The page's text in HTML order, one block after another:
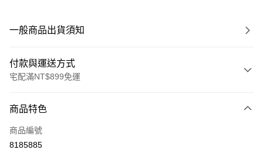
一般商品出貨須知
付款與運送方式
宅配滿NT$899免運
信用卡一次付款
LINE Pay
商品特色
商品編號
8185885